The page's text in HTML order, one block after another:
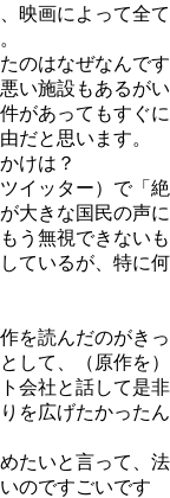
映画によって全て
のはなぜなんです
い施設もあるがい
があってもすぐに
だと思います。
けは？
イッター）で「絶
大きな国民の声に
う無視できないも
ているが、特に何
を読んだのがきっ
して、（原作を）
会社と話して是非
を広げたかったん
たいと言って、法
のですごいです